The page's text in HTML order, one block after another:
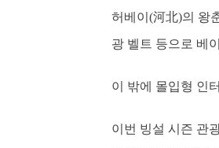
허베이(河北)의 왕
광 벨트 등으로 베
이 밖에 몰입형 인
이번 빙설 시즌 관